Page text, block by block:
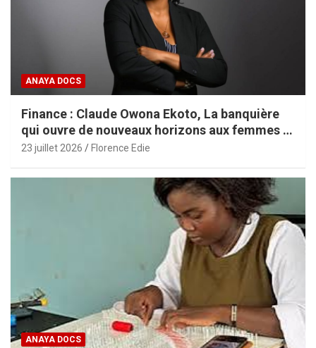
ANAYA DOCS
Finance : Claude Owona Ekoto, La banquière
qui ouvre de nouveaux horizons aux femmes et
aux PME africaines
23 juillet 2026 Florence Edie
ANAYA DOCS